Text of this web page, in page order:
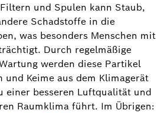
und Spulen kann Staub,
Schadstoffe in die
was besonders Menschen mit
Durch regelmäßige
werden diese Partikel
und Keime aus dem Klimagerät
einer besseren Luftqualität und
Raumklima führt. Im Übrigen: